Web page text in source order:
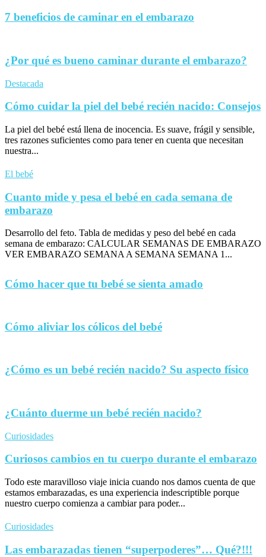
7 beneficios de caminar en el embarazo
¿Por qué es bueno caminar durante el embarazo?
Destacada
Cómo cuidar la piel del bebé recién nacido: Consejos
La piel del bebé está llena de inocencia. Es suave, frágil y sensible,
tres razones suficientes como para tener en cuenta que necesitan
nuestra...
El bebé
Cuanto mide y pesa el bebé en cada semana de
embarazo
Desarrollo del feto. Tabla de medidas y peso del bebé en cada
semana de embarazo: CALCULAR SEMANAS DE EMBARAZO
VER EMBARAZO SEMANA A SEMANA SEMANA 1...
Cómo hacer que tu bebé se sienta amado
Cómo aliviar los cólicos del bebé
¿Cómo es un bebé recién nacido? Su aspecto físico
¿Cuánto duerme un bebé recién nacido?
Curiosidades
Curiosos cambios en tu cuerpo durante el embarazo
Todo este maravilloso viaje inicia cuando nos damos cuenta de que
estamos embarazadas, es una experiencia indescriptible porque
nuestro cuerpo comienza a cambiar para poder...
Curiosidades
Las embarazadas tienen “superpoderes”… Qué?!!!